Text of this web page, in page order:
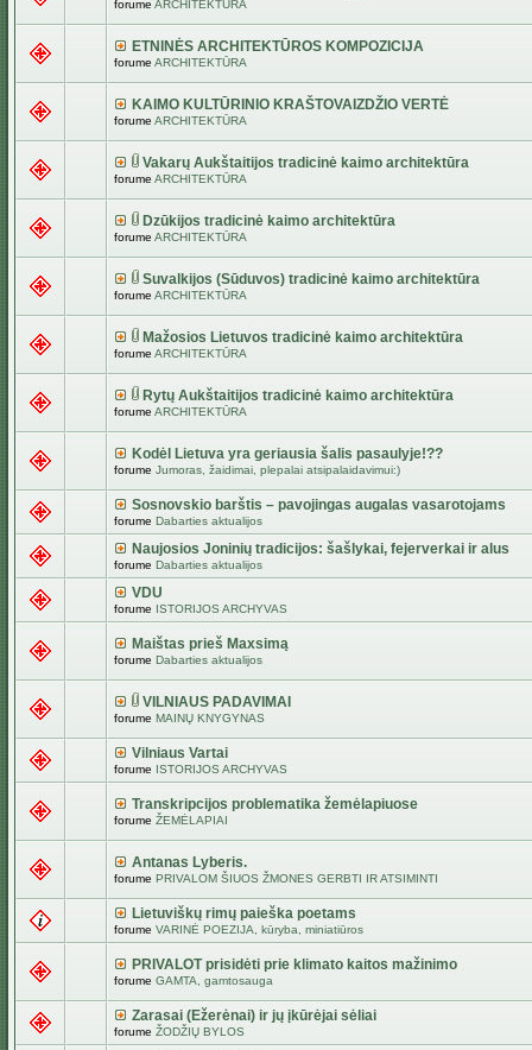
forume ARCHITEKTŪRA
ETNINĖS ARCHITEKTŪROS KOMPOZICIJA
forume ARCHITEKTŪRA
KAIMO KULTŪRINIO KRAŠTOVAIZDŽIO VERTĖ
forume ARCHITEKTŪRA
Vakarų Aukštaitijos tradicinė kaimo architektūra
forume ARCHITEKTŪRA
Dzūkijos tradicinė kaimo architektūra
forume ARCHITEKTŪRA
Suvalkijos (Sūduvos) tradicinė kaimo architektūra
forume ARCHITEKTŪRA
Mažosios Lietuvos tradicinė kaimo architektūra
forume ARCHITEKTŪRA
Rytų Aukštaitijos tradicinė kaimo architektūra
forume ARCHITEKTŪRA
Kodėl Lietuva yra geriausia šalis pasaulyje!??
forume Jumoras, žaidimai, plepalai atsipalaidavimui:)
Sosnovskio barštis – pavojingas augalas vasarotojams
forume Dabarties aktualijos
Naujosios Joninių tradicijos: šašlykai, fejerverkai ir alus
forume Dabarties aktualijos
VDU
forume ISTORIJOS ARCHYVAS
Maištas prieš Maxsimą
forume Dabarties aktualijos
VILNIAUS PADAVIMAI
forume MAINŲ KNYGYNAS
Vilniaus Vartai
forume ISTORIJOS ARCHYVAS
Transkripcijos problematika žemėlapiuose
forume ŽEMĖLAPIAI
Antanas Lyberis.
forume PRIVALOM ŠIUOS ŽMONES GERBTI IR ATSIMINTI
Lietuviškų rimų paieška poetams
forume VARINĖ POEZIJA, kūryba, miniatiūros
PRIVALOT prisidėti prie klimato kaitos mažinimo
forume GAMTA, gamtosauga
Zarasai (Ežerėnai) ir jų įkūrėjai sėliai
forume ŽODŽIŲ BYLOS